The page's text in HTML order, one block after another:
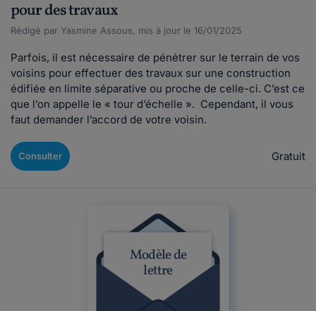
pour des travaux
Rédigé par Yasmine Assous, mis à jour le 16/01/2025
Parfois, il est nécessaire de pénétrer sur le terrain de vos
voisins pour effectuer des travaux sur une construction
édifiée en limite séparative ou proche de celle-ci. C’est ce
que l’on appelle le « tour d’échelle ». Cependant, il vous
faut demander l’accord de votre voisin.
Consulter Gratuit
Modèle de
lettre